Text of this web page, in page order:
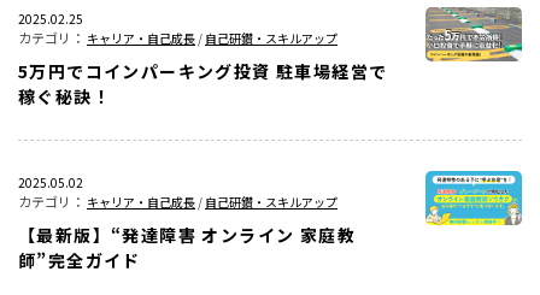
2025.02.25
キャリア・自己成長 / 自己研鑽・スキルアップ
5万円でコインパーキング投資 駐車場経営で
稼ぐ秘訣！
2025.05.02
キャリア・自己成長 / 自己研鑽・スキルアップ
【最新版】“発達障害 オンライン 家庭教
師”完全ガイド